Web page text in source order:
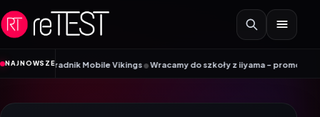
Przejdź do treści
NAJNOWSZE
Poradnik Mobile Vikings•Wracamy do szkoły z iiyama – promocja Back